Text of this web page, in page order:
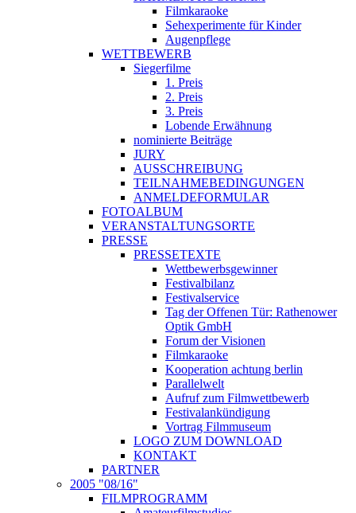
Filmkaraoke
Sehexperimente für Kinder
Augenpflege
WETTBEWERB
Siegerfilme
1. Preis
2. Preis
3. Preis
Lobende Erwähnung
nominierte Beiträge
JURY
AUSSCHREIBUNG
TEILNAHMEBEDINGUNGEN
ANMELDEFORMULAR
FOTOALBUM
VERANSTALTUNGSORTE
PRESSE
PRESSETEXTE
Wettbewerbsgewinner
Festivalbilanz
Festivalservice
Tag der Offenen Tür: Rathenower
Optik GmbH
Forum der Visionen
Filmkaraoke
Kooperation achtung berlin
Parallelwelt
Aufruf zum Filmwettbewerb
Festivalankündigung
Vortrag Filmmuseum
LOGO ZUM DOWNLOAD
KONTAKT
PARTNER
2005 "08/16"
FILMPROGRAMM